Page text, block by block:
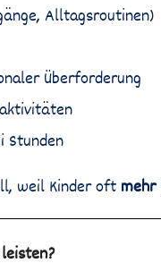
Alltagsroutinen)
Überforderung
Stunden
weil Kinder oft